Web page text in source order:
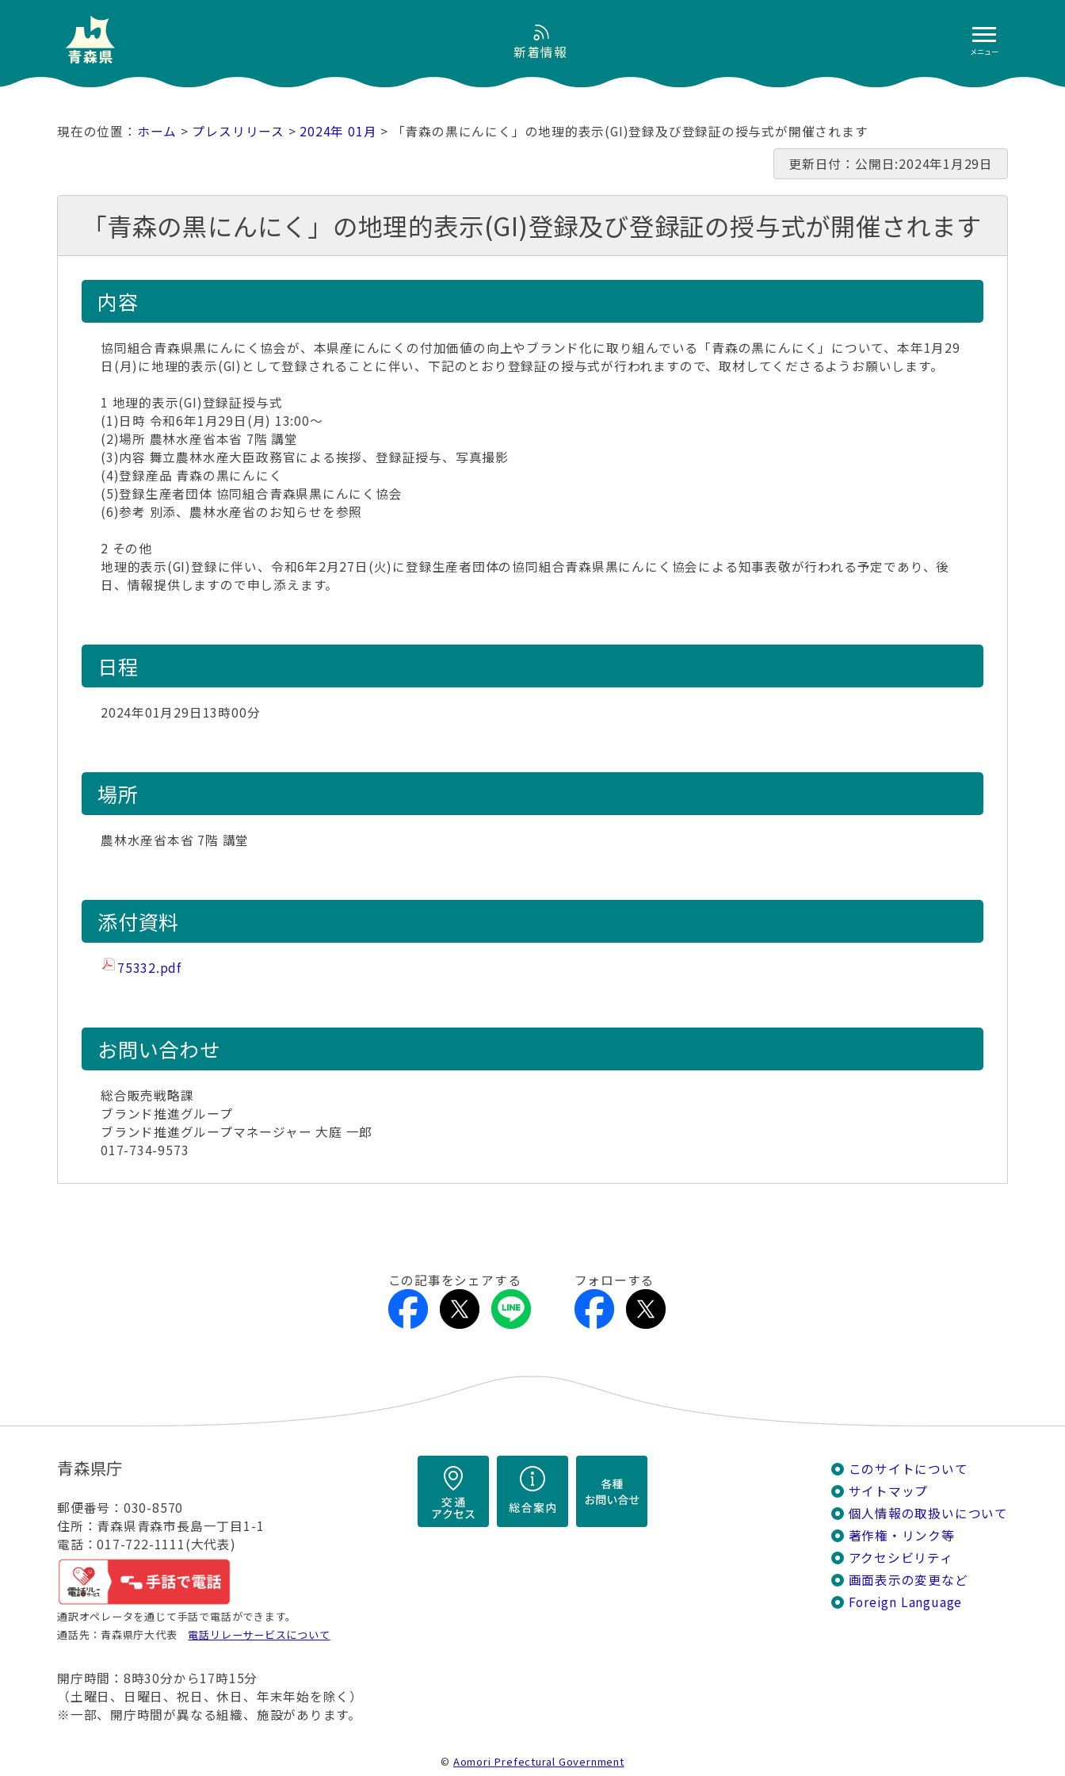
メニュー
新着情報
ホーム > プレスリリース > 2024年 01月 > 「青森の黒にんにく」の地理的表示(GI)登録及び登録証の授与式が開催されます
更新日付：公開日:2024年1月29日
「青森の黒にんにく」の地理的表示(GI)登録及び登録証の授与式が開催されます
内容
協同組合青森県黒にんにく協会が、本県産にんにくの付加価値の向上やブランド化に取り組んでいる「青森の黒にんにく」について、本年1月29
日(月)に地理的表示(GI)として登録されることに伴い、下記のとおり登録証の授与式が行われますので、取材してくださるようお願いします。
1 地理的表示(GI)登録証授与式
(1)日時 令和6年1月29日(月) 13:00～
(2)場所 農林水産省本省 7階 講堂
(3)内容 舞立農林水産大臣政務官による挨拶、登録証授与、写真撮影
(4)登録産品 青森の黒にんにく
(5)登録生産者団体 協同組合青森県黒にんにく協会
(6)参考 別添、農林水産省のお知らせを参照
2 その他
地理的表示(GI)登録に伴い、令和6年2月27日(火)に登録生産者団体の協同組合青森県黒にんにく協会による知事表敬が行われる予定であり、後
日、情報提供しますので申し添えます。
日程
2024年01月29日13時00分
場所
農林水産省本省 7階 講堂
添付資料
75332.pdf
お問い合わせ
総合販売戦略課
ブランド推進グループ
ブランド推進グループマネージャー 大庭 一郎
017-734-9573
この記事をシェアする フォローする
青森県庁
郵便番号：030-8570
住所：青森県青森市長島一丁目1-1
電話：017-722-1111(大代表)
通訳オペレータを通じて手話で電話ができます。
通話先：青森県庁大代表 電話リレーサービスについて
開庁時間：8時30分から17時15分
（土曜日、日曜日、祝日、休日、年末年始を除く）
※一部、開庁時間が異なる組織、施設があります。
このサイトについて
サイトマップ
個人情報の取扱いについて
著作権・リンク等
アクセシビリティ
画面表示の変更など
Foreign Language
© Aomori Prefectural Government